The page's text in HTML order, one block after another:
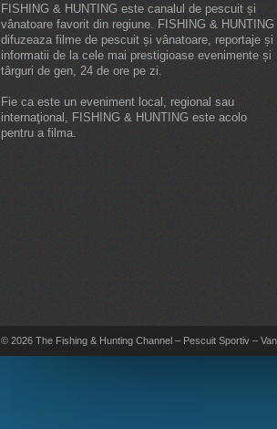
FISHING & HUNTING este canalul de pescuit și
vânatoare favorit din regiune. FISHING & HUNTING
difuzeaza filme de pescuit și vânatoare, reportaje și
informatii de la cele mai prestigioase evenimente și
târguri de gen, 24 de ore pe zi.
Fie ca este un eveniment local, regional sau
internaţional, FISHING & HUNTING este acolo
pentru a filma.
© 2026 The Fishing & Hunting Channel – Pescuit Sportiv –